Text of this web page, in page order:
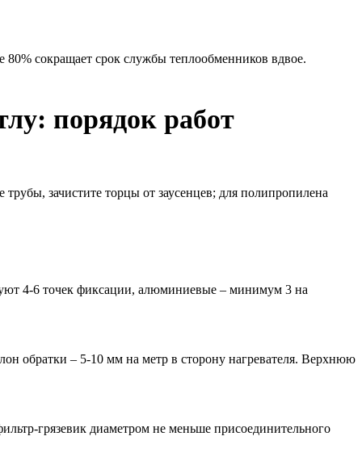
сокращает срок службы теплообменников вдвое.
порядок работ
зачистите торцы от заусенцев; для полипропилена
4-6 точек фиксации, алюминиевые – минимум 3 на
обратки – 5-10 мм на метр в сторону нагревателя. Верхнюю
грязевик диаметром не меньше присоединительного